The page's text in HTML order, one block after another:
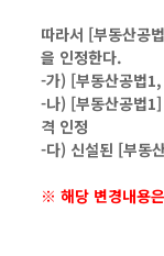
따라서 [부동산공
을 인정한다.
-가) [부동산공법
-나) [부동산공법
격 인정
-다) 신설된 [부동
※ 해당 변경내용